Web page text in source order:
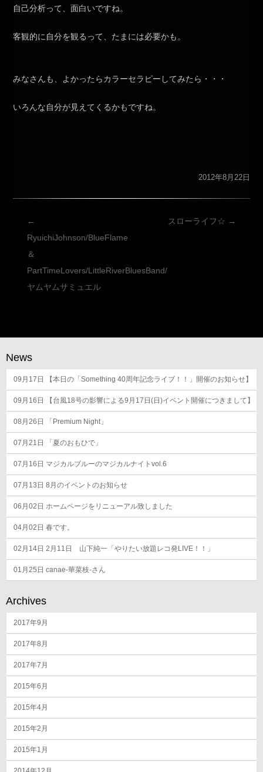
自己分析って、面白いですね。
客観的に自分を観るって、たまには必要かも。
みなさんも、よかったらカラーセラピーしてみたら・・・
いろんな自分が見えてくるかもですね。
2012年8月22日
投
稿
ナ
ビ
ゲ
ョ
ン
←
RyuichiJohnson/BlueFlame
＆
PartTimeLovers/LittleRiverBluesBand/
ヤムヤムサミュエル
スローライフ☆ →
News
09月17日 【本日の「Something 40周年記念ライブ！！」開催のお知らせ】
09月16日 【台風18号の影響による9月17日(日)イベント開催につきまして】
08月26日 「Premium Night」
07月21日 「夏のおもひで」
07月16日 マジカルブルーのマジカルナイトvol.6
07月13日 8月のイベントのお知らせ
06月02日 ホームページをリニューアル致しました
04月02日 春です。
02月14日 2月11日 山下純一「やりたい放題レコ発LIVE！！」
01月25日 canae-華菜枝-さん
Archives
2017年9月
2017年8月
2017年7月
2015年6月
2015年4月
2015年2月
2015年1月